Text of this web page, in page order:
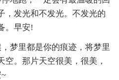
，发光和不发光。不发光的
。早安!
梦里都是你的痕迹，将梦里
。那片天空很美，很美，